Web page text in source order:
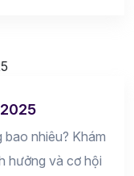
nhiêu? Khám
hưởng và cơ hội